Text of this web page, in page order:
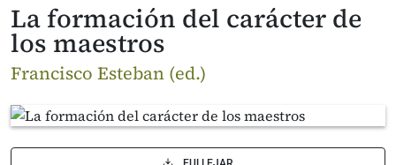
La formación del carácter de
los maestros
Francisco Esteban (ed.)